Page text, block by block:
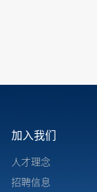
加入我们
人才理念
招聘信息